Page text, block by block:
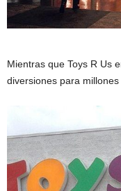
Mientras que Toys R Us
diversiones para millones